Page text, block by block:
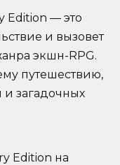
Edition — это
и вызовет
экшн-RPG.
путешествию,
загадочных
Edition на